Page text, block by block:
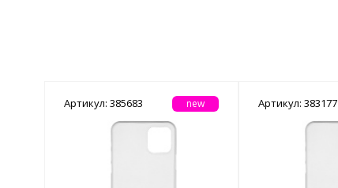
Артикул: 385683 new Артикул: 383177